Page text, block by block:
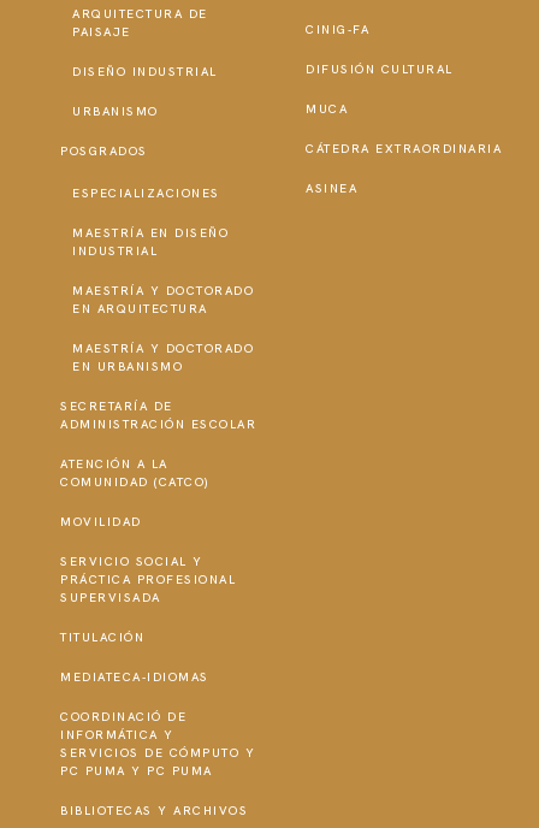
ARQUITECTURA DE
PAISAJE
DISEÑO INDUSTRIAL
URBANISMO
POSGRADOS
ESPECIALIZACIONES
MAESTRÍA EN DISEÑO
INDUSTRIAL
MAESTRÍA Y DOCTORADO
EN ARQUITECTURA
MAESTRÍA Y DOCTORADO
EN URBANISMO
SECRETARÍA DE
ADMINISTRACIÓN ESCOLAR
ATENCIÓN A LA
COMUNIDAD (CATCO)
MOVILIDAD
SERVICIO SOCIAL Y
PRÁCTICA PROFESIONAL
SUPERVISADA
TITULACIÓN
MEDIATECA-IDIOMAS
COORDINACIÓ DE
INFORMÁTICA Y
SERVICIOS DE CÓMPUTO Y
PC PUMA Y PC PUMA
BIBLIOTECAS Y ARCHIVOS
CINIG-FA
DIFUSIÓN CULTURAL
MUCA
CÁTEDRA EXTRAORDINARIA
ASINEA